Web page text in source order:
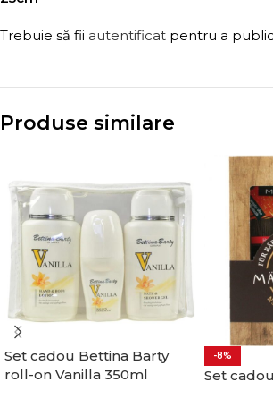
Trebuie să fii autentificat pentru a
Produse similare
Set cadou Bettina Barty
roll-on Vanilla 350ml
-8%
Set